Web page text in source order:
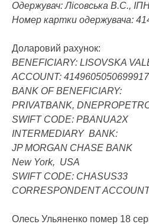
Одержувач: Лісовська В.С.,
Номер картки одержувача:
Доларовий рахунок:
BENEFICIARY: LISOVSKA
ACCOUNT: 4149605050699917
BANK OF BENEFICIARY:
PRIVATBANK,
SWIFT CODE: PBANUA2X
INTERMEDIARY BANK:
JP MORGAN CHASE BANK
New York, USA
SWIFT CODE: CHASUS33
CORRESPONDENT
Олесь Ульяненко помер 18